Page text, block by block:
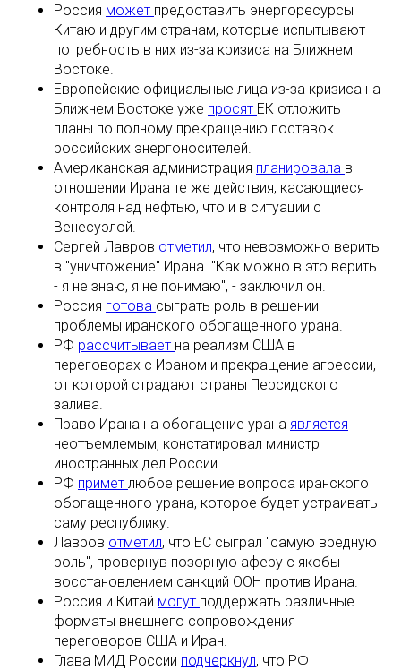
Россия может предоставить энергоресурсы
Китаю и другим странам, которые испытывают
потребность в них из-за кризиса на Ближнем
Востоке.
Европейские официальные лица из-за кризиса на
Ближнем Востоке уже просят ЕК отложить
планы по полному прекращению поставок
российских энергоносителей.
Американская администрация планировала в
отношении Ирана те же действия, касающиеся
контроля над нефтью, что и в ситуации с
Венесуэлой.
Сергей Лавров отметил, что невозможно верить
в "уничтожение" Ирана. "Как можно в это верить
- я не знаю, я не понимаю", - заключил он.
Россия готова сыграть роль в решении
проблемы иранского обогащенного урана.
РФ рассчитывает на реализм США в
переговорах с Ираном и прекращение агрессии,
от которой страдают страны Персидского
залива.
Право Ирана на обогащение урана является
неотъемлемым, констатировал министр
иностранных дел России.
РФ примет любое решение вопроса иранского
обогащенного урана, которое будет устраивать
саму республику.
Лавров отметил, что ЕС сыграл "самую вредную
роль", провернув позорную аферу с якобы
восстановлением санкций ООН против Ирана.
Россия и Китай могут поддержать различные
форматы внешнего сопровождения
переговоров США и Иран.
Глава МИД России подчеркнул, что РФ